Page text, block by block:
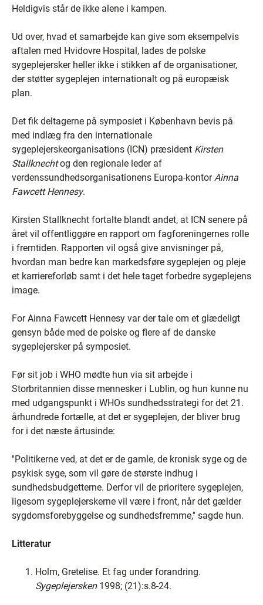
Heldigvis står de ikke alene i kampen.
Ud over, hvad et samarbejde kan give som eksempelvis
aftalen med Hvidovre Hospital, lades de polske
sygeplejersker heller ikke i stikken af de organisationer,
der støtter sygeplejen internationalt og på europæisk
plan.
Det fik deltagerne på symposiet i København bevis på
med indlæg fra den internationale
sygeplejerskeorganisations (ICN) præsident Kirsten
Stallknechtog den regionale leder af
verdenssundhedsorganisationens Europa-kontorAinna
Fawcett Hennesy.
Kirsten Stallknecht fortalte blandt andet, at ICN senere på
året vil offentliggøre en rapport om fagforeningernes rolle
i fremtiden. Rapporten vil også give anvisninger på,
hvordan man bedre kan markedsføre sygeplejen og pleje
et karriereforløb samt i det hele taget forbedre sygeplejens
image.
For Ainna Fawcett Hennesy var der tale om et glædeligt
gensyn både med de polske og flere af de danske
sygeplejersker på symposiet.
Før sit job i WHO mødte hun via sit arbejde i
Storbritannien disse mennesker i Lublin, og hun kunne nu
med udgangspunkt i WHOs sundhedsstrategi for det 21.
århundrede fortælle, at det er sygeplejen, der bliver brug
for i det næste årtusinde:
''Politikerne ved, at det er de gamle, de kronisk syge og de
psykisk syge, som vil gøre de største indhug i
sundhedsbudgetterne. Derfor vil de prioritere sygeplejen,
ligesom sygeplejerskerne vil være i front, når det gælder
sygdomsforebyggelse og sundhedsfremme,'' sagde hun.
Litteratur
Holm, Gretelise. Et fag under forandring.
Sygeplejersken 1998; (21):s.8-24.